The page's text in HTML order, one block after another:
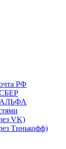
РФ
АЛЬФА
VK)
Тинькофф)